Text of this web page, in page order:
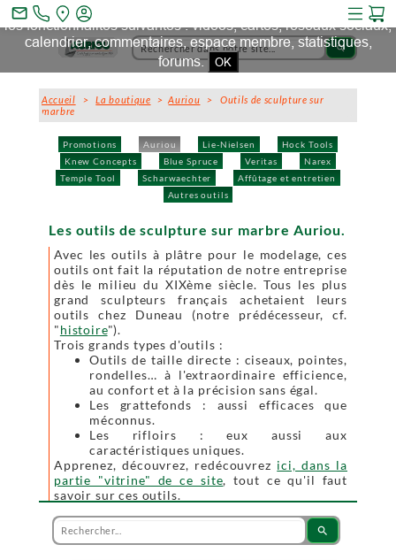
search
Promotions Auriou Lie-Nielsen
Hock Tools
Knew Concepts
Blue Spruce Veritas
Narex
Temple Tool
Scharwaechter
Affûtage et entretien
Autres outils
Accueil >La boutique >Auriou > Outils de sculpture sur
marbre
Les outils de sculpture sur marbre Auriou.
Avec les outils à plâtre pour le modelage, ces
outils ont fait la réputation de notre entreprise
dès le milieu du XIXème siècle. Tous les plus
grand sculpteurs français achetaient leurs
outils chez Duneau (notre prédécesseur, cf.
"histoire").
Trois grands types d'outils :
Outils de taille directe : ciseaux, pointes,
rondelles… à l'extraordinaire efficience,
au confort et à la précision sans égal.
Les grattefonds : aussi efficaces que
méconnus.
Les rifloirs : eux aussi aux
caractéristiques uniques.
Apprenez, découvrez, redécouvrez ici, dans la
partie "vitrine" de ce site, tout ce qu'il faut
savoir sur ces outils.
search
mail_outline
Ce site et des sites tiers qu'il utilise collectent des cookies pour
les fonctionnalités suivantes : vidéos, cartes, réseaux sociaux,
calendrier, commentaires, espace membre, statistiques,
forums. OK